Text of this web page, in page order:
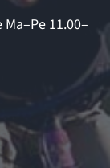
11.00–